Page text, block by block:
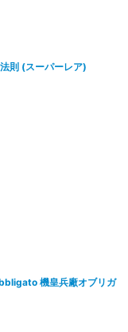
則 (スーパーレア)
機皇兵廠オブリガ